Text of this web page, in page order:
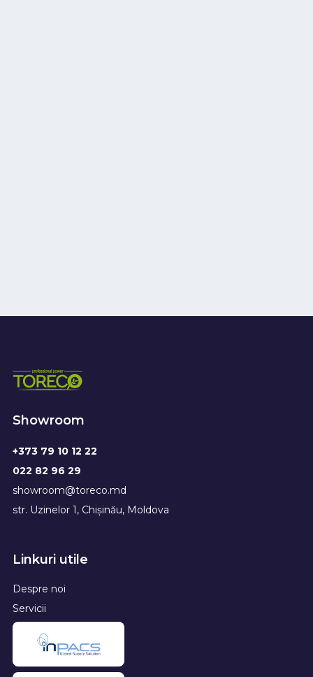
Showroom
+373 79 10 12 22
022 82 96 29
showroom@toreco.md
str. Uzinelor 1, Chișinău, Moldova
Linkuri utile
Despre noi
Servicii